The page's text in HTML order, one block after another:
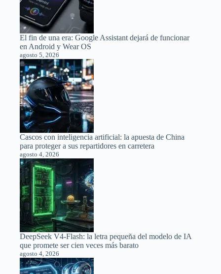
El fin de una era: Google Assistant dejará de funcionar
en Android y Wear OS
agosto 5, 2026
Cascos con inteligencia artificial: la apuesta de China
para proteger a sus repartidores en carretera
agosto 4, 2026
DeepSeek V4-Flash: la letra pequeña del modelo de IA
que promete ser cien veces más barato
agosto 4, 2026